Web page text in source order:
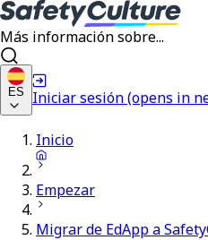
Más información sobre...
ES Iniciar sesión(opens in
Inicio
Empezar
Migrar de EdApp a